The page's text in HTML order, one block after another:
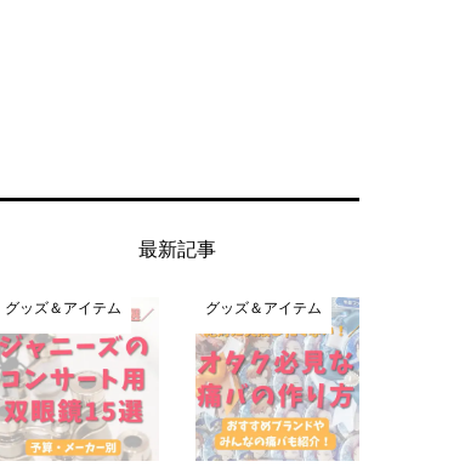
最新記事
グッズ＆アイテム グッズ＆アイテム